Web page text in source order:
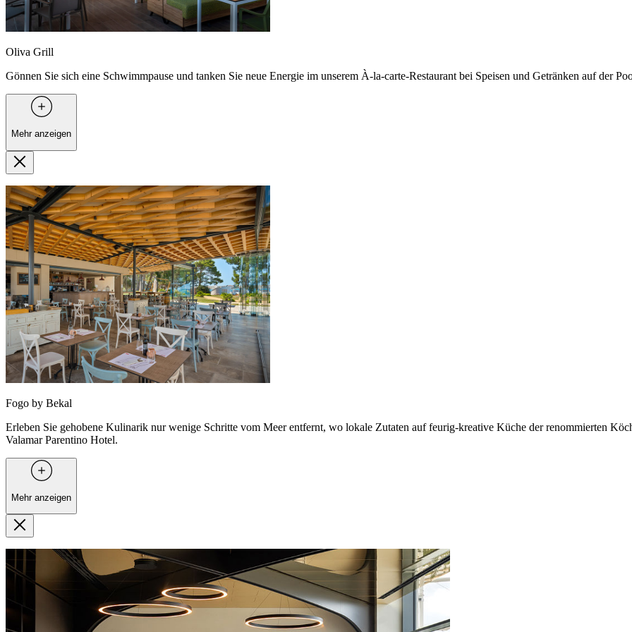
Oliva Grill
Gönnen Sie sich eine Schwimmpause und tanken Sie neue Energie im unserem À-la-carte-Restaurant bei Speisen und Getränken auf der
Mehr anzeigen
Fogo by Bekal
Erleben Sie gehobene Kulinarik nur wenige Schritte vom Meer entfernt, wo lokale Zutaten auf feurig-kreative Küche der renommierten
Valamar Parentino Hotel.
Mehr anzeigen